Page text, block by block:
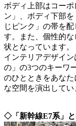
ボディ上部はコー
ン」、ボディ下部
じピンク」の帯を
す。また、個性的
状となっています。
インテリアデザイ
の」の3つのキーワ
のひとときをあな
な空間を演出してい
◇「新幹線E7系」